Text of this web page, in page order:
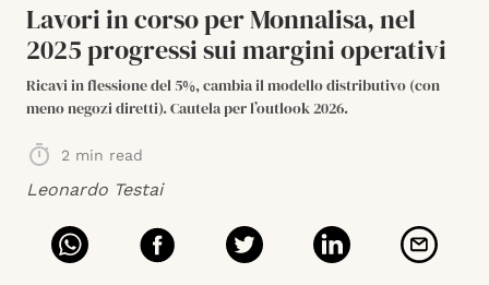
Lavori in corso per Monnalisa, nel
2025 progressi sui margini operativi
Ricavi in flessione del 5%, cambia il modello distributivo (con
meno negozi diretti). Cautela per l’outlook 2026.
2 min read
Leonardo Testai